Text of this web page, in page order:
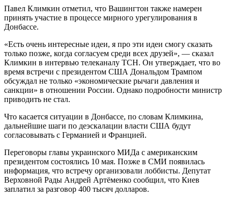
Павел Климкин отметил, что Вашингтон также намерен
принять участие в процессе мирного урегулирования в
Донбассе.
«Есть очень интересные идеи, я про эти идеи смогу сказать
только позже, когда согласуем среди всех друзей», — сказал
Климкин в интервью телеканалу ТСН. Он утверждает, что во
время встречи с президентом США Дональдом Трампом
обсуждал не только «экономические рычаги давления и
санкции» в отношении России. Однако подробности министр
приводить не стал.
Что касается ситуации в Донбассе, по словам Климкина,
дальнейшие шаги по деэскалации власти США будут
согласовывать с Германией и Францией.
Переговоры главы украинского МИДа с американским
президентом состоялись 10 мая. Позже в СМИ появилась
информация, что встречу организовали лоббисты. Депутат
Верховной Рады Андрей Артёменко сообщил, что Киев
заплатил за разговор 400 тысяч долларов.